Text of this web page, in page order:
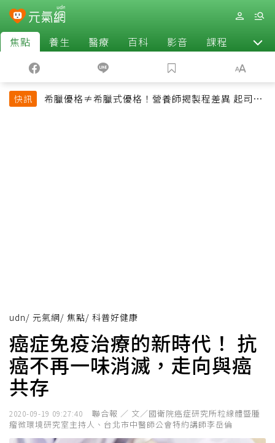
焦點 養生 醫療 百科 影音 課程 退休
快訊
希臘優格≠希臘式優格！營養師揭製程差異 起司片
udn/ 元氣網/ 焦點/ 科普好健康
癌症免疫治療的新時代！ 抗
癌不再一味消滅，走向與癌
共存
2020-09-19 09:27:40
聯合報 ／ 文／國衛院癌症研究所粒線體暨腫
瘤微環境研究室主持人、台北市中醫師公會特約講師李岳倫